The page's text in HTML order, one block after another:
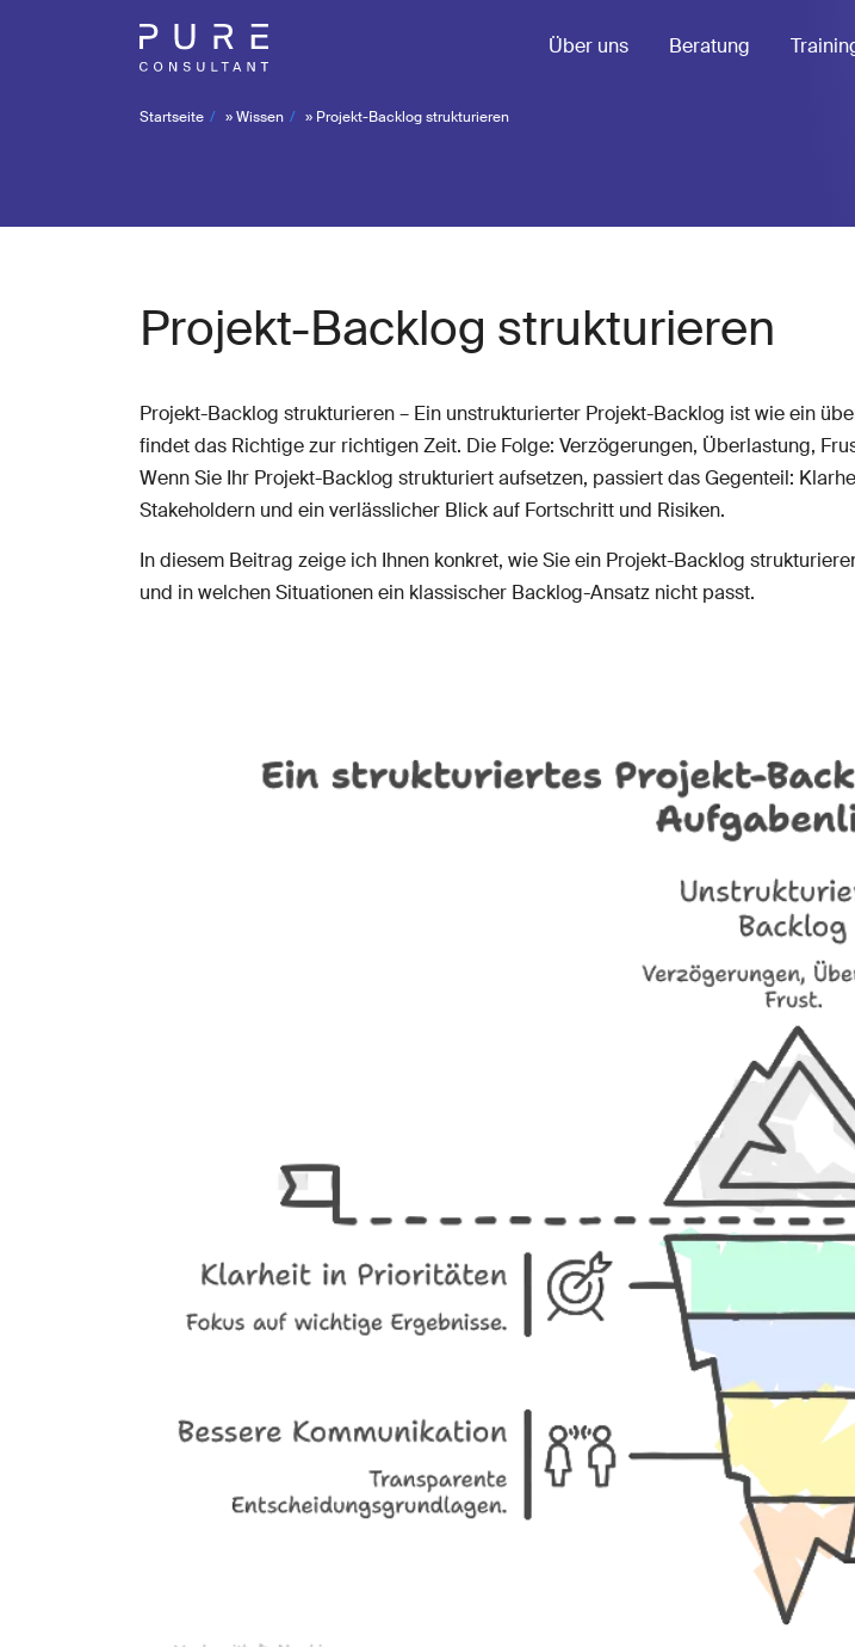
Über uns Beratung
Startseite »Wissen » Projekt-Backlog strukturieren
Projekt-Backlog strukturieren
Projekt-Backlog strukturieren – Ein unstrukturierter Projekt-Backlog ist wie ein
findet das Richtige zur richtigen Zeit. Die Folge: Verzögerungen, Überlastung,
Wenn Sie Ihr Projekt-Backlog strukturiert aufsetzen, passiert das Gegenteil:
Stakeholdern und ein verlässlicher Blick auf Fortschritt und Risiken.
In diesem Beitrag zeige ich Ihnen konkret, wie Sie ein Projekt-Backlog
und in welchen Situationen ein klassischer Backlog-Ansatz nicht passt.